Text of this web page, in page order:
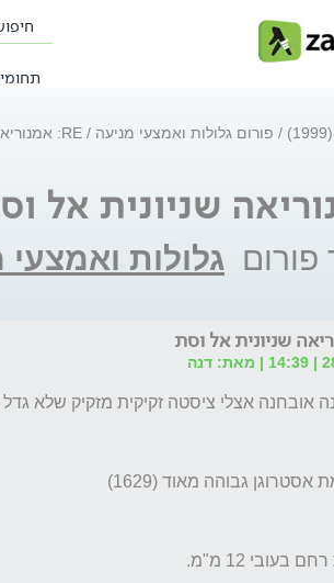
פורום גלולות ואמצעי מניעה RE: אמנוריאה שניונית אל וסת
פורום גלולות ואמצעי